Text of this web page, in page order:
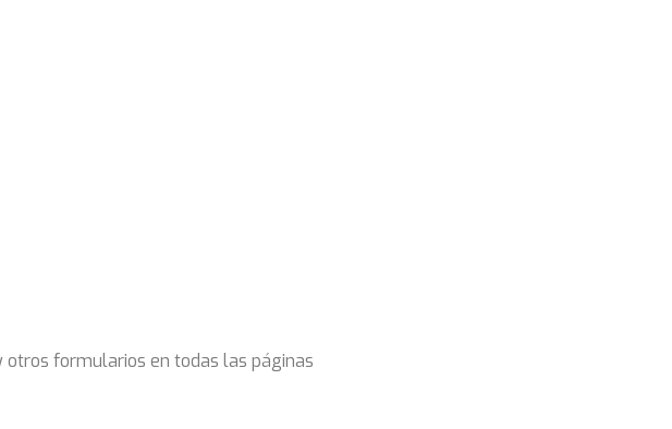
formularios en todas las páginas